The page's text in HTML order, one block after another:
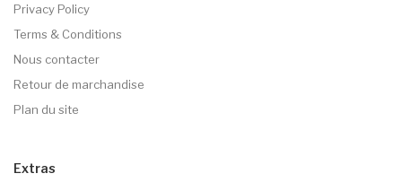
Privacy Policy
Terms & Conditions
Nous contacter
Retour de marchandise
Plan du site
Extras